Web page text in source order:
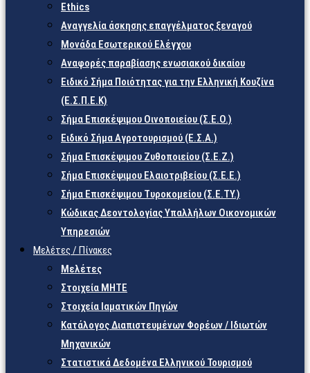
Ethics
Αναγγελία άσκησης επαγγέλματος ξεναγού
Μονάδα Εσωτερικού Ελέγχου
Αναφορές παραβίασης ενωσιακού δικαίου
Ειδικό Σήμα Ποιότητας για την Ελληνική Κουζίνα
(Ε.Σ.Π.Ε.Κ)
Σήμα Επισκέψιμου Οινοποιείου (Σ.Ε.Ο.)
Ειδικό Σήμα Αγροτουρισμού (Ε.Σ.Α.)
Σήμα Επισκέψιμου Ζυθοποιείου (Σ.Ε.Ζ.)
Σήμα Επισκέψιμου Ελαιοτριβείου (Σ.Ε.Ε.)
Σήμα Επισκέψιμου Τυροκομείου (Σ.Ε.TY.)
Κώδικας Δεοντολογίας Υπαλλήλων Οικονομικών
Υπηρεσιών
Μελέτες / Πίνακες
Μελέτες
Στοιχεία ΜΗΤΕ
Στοιχεία Ιαματικών Πηγών
Κατάλογος Διαπιστευμένων Φορέων / Ιδιωτών
Μηχανικών
Στατιστικά Δεδομένα Ελληνικού Τουρισμού